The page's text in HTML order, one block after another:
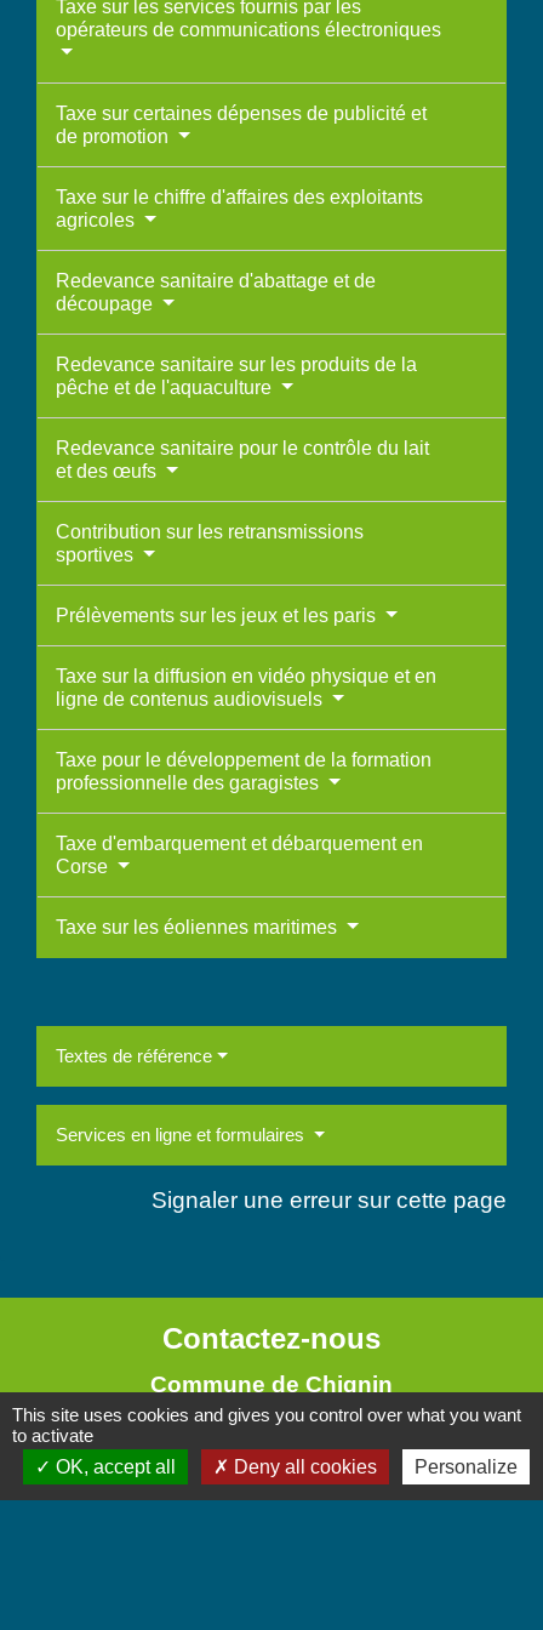
Taxe sur les services fournis par les
opérateurs de communications électroniques
Taxe sur certaines dépenses de publicité et
de promotion
Taxe sur le chiffre d'affaires des exploitants
agricoles
Redevance sanitaire d'abattage et de
découpage
Redevance sanitaire sur les produits de la
pêche et de l'aquaculture
Redevance sanitaire pour le contrôle du lait
et des œufs
Contribution sur les retransmissions
sportives
Prélèvements sur les jeux et les paris
Taxe sur la diffusion en vidéo physique et en
ligne de contenus audiovisuels
Taxe pour le développement de la formation
professionnelle des garagistes
Taxe d'embarquement et débarquement en
Corse
Taxe sur les éoliennes maritimes
Textes de référence
Services en ligne et formulaires
Signaler une erreur sur cette page
Contactez-nous
Commune de Chignin
52 Place de la Mairie - Le Chef Lieu
73800 Chignin - FRANCE
+33 4 79 28 10 12
This site uses cookies and gives you control over what you want
to activate
OK, accept all
Deny all cookies Personalize